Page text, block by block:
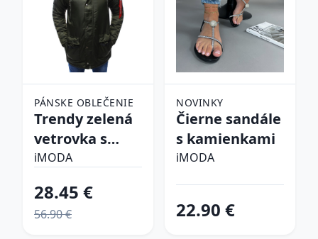
PÁNSKE OBLEČENIE
Trendy zelená
vetrovka s
kapucňou
iMODA
28.45 €
56.90 €
NOVINKY
Čierne sandále
s kamienkami
iMODA
22.90 €